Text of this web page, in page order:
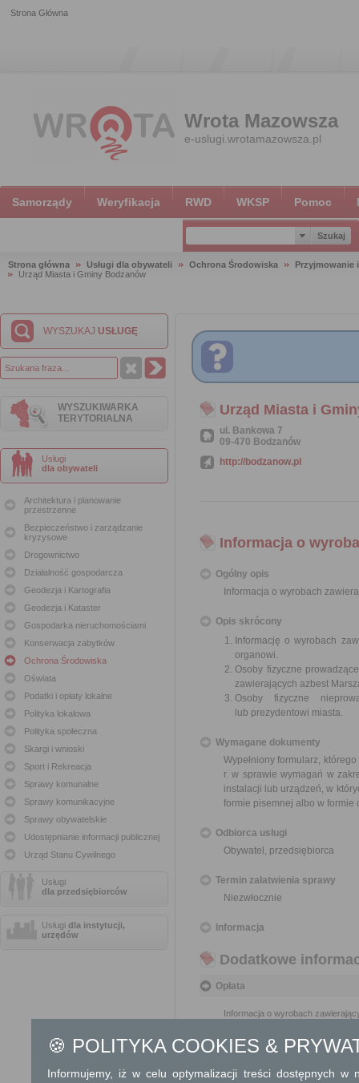
Strona Główna
Wrota Mazowsza
e-uslugi.wrotamazowsza.pl
Samorządy Weryfikacja RWD WKSP Pomoc
Strona główna Usługi dla obywateli Ochrona Środowiska
Przyjmowanie
Urząd Miasta i Gminy Bodzanów
WYSZUKAJ USŁUGĘ
WYSZUKIWARKA
TERYTORIALNA
Usługi
dla obywateli
Architektura i planowanie
przestrzenne
Bezpieczeństwo i zarządzanie
kryzysowe
Drogownictwo
Działalność gospodarcza
Geodezja i Kartografia
Geodezja i Kataster
Gospodarka nieruchomościami
Konserwacja zabytków
Ochrona Środowiska
Oświata
Podatki i opłaty lokalne
Polityka lokalowa
Polityka społeczna
Skargi i wnioski
Sport i Rekreacja
Sprawy komunalne
Sprawy komunikacyjne
Sprawy obywatelskie
Udostępnianie informacji publicznej
Urząd Stanu Cywilnego
Usługi
dla przedsiębiorców
Usługi dla instytucji,
urzędów
Urząd Miasta i
ul. Bankowa 7
09-470 Bodzanów
http://bodzanow.pl
Informacja o
Ogólny opis
Informacja o wyrobach
Opis skrócony
Informację o wyrobach
organowi.
Osoby fizyczne
zawierających azbest
Osoby fizyczne
lub prezydentowi miasta.
Wymagane dokumenty
Wypełniony formularz,
r. w sprawie wymagań w
instalacji lub urządzeń, w
formie pisemnej albo w formie
Odbiorca usługi
Obywatel, przedsiębiorca
Termin załatwienia sprawy
Niezwłocznie
Informacja
Dodatkowe
Opłata
Informacja o wyrobach
Tryb odwoławczy
🍪 POLITYKA COOKIES &
Informujemy, iż w celu optymalizacji treści dostępnych w